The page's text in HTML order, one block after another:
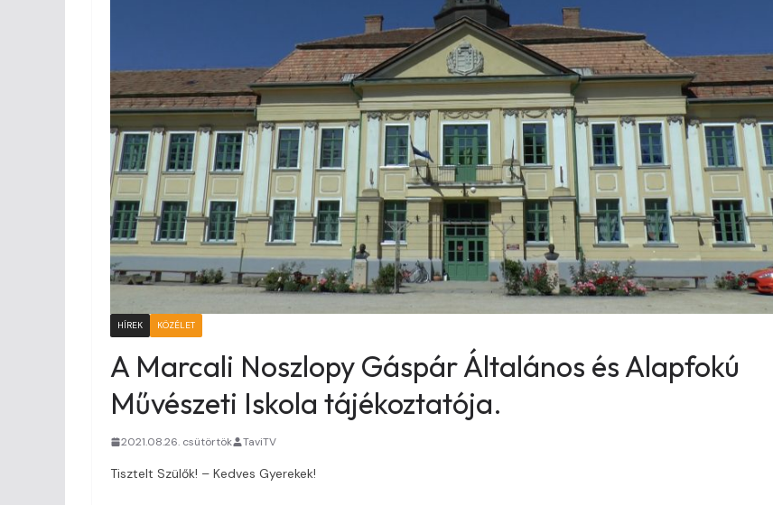
HÍREK KÖZÉLET
A Marcali Noszlopy Gáspár Általános és Alapfokú
Művészeti Iskola tájékoztatója.
2021.08.26. csütörtök TaviTV
Tisztelt Szülők! – Kedves Gyerekek!